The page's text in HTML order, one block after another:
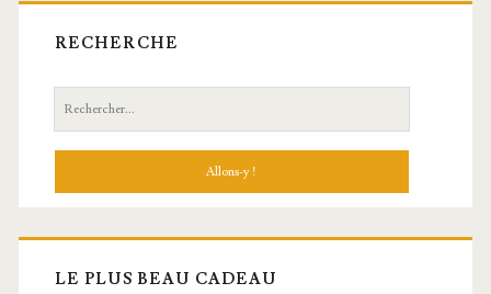
RECHERCHE
Recherche:
LE PLUS BEAU CADEAU